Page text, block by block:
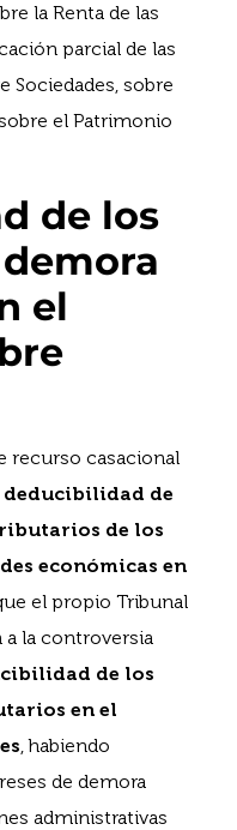
la Renta de las
parcial de las
Sociedades, sobre
el Patrimonio
de los
el
recurso casacional
de
de los
económicas en
el propio Tribunal
la controversia
de los
en el
, habiendo
de demora
administrativas